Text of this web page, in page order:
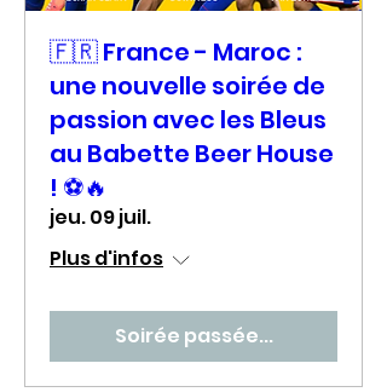
🇫🇷 France - Maroc :
une nouvelle soirée de
passion avec les Bleus
au Babette Beer House
! ⚽🔥
jeu. 09 juil.
Plus d'infos
Soirée passée...